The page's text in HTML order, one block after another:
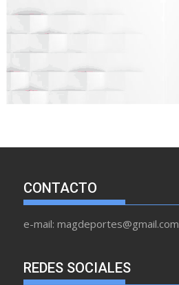
CONTACTO
e-mail: magdeportes@gmail.com
REDES SOCIALES